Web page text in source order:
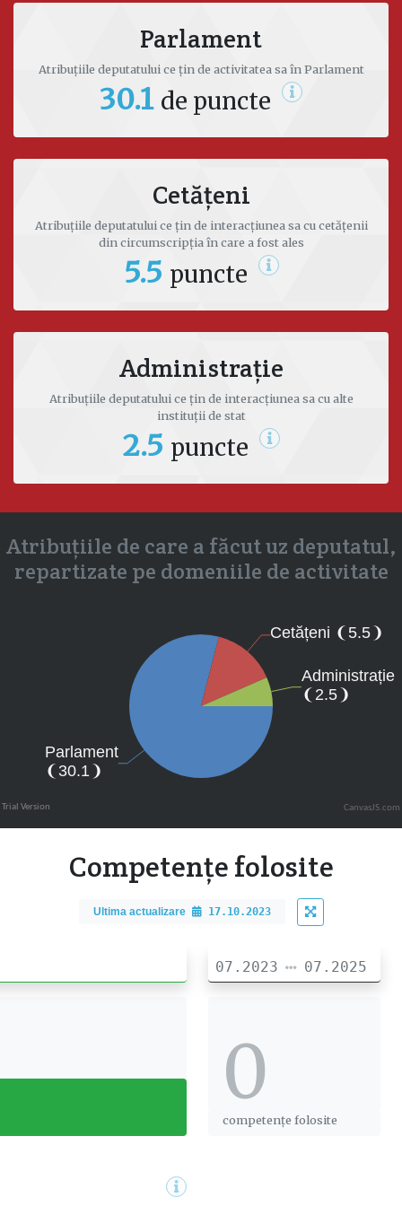
vladimir.odnostalco@parlament.md
Parlament
Atribuțiile deputatului ce țin de activitatea sa în Parlament
30.1 de puncte
Cetățeni
Atribuțiile deputatului ce țin de interacțiunea sa cu cetățenii
din circumscripția în care a fost ales
5.5 puncte
Administrație
Atribuțiile deputatului ce țin de interacțiunea sa cu alte
instituții de stat
2.5 puncte
Atribuțiile de care a făcut uz deputatul,
repartizate pe domeniile de activitate
CanvasJS.com
Competențe folosite
Ultima actualizare 17.10.2023
07.2023 07.2025
0
0
competențe folosite